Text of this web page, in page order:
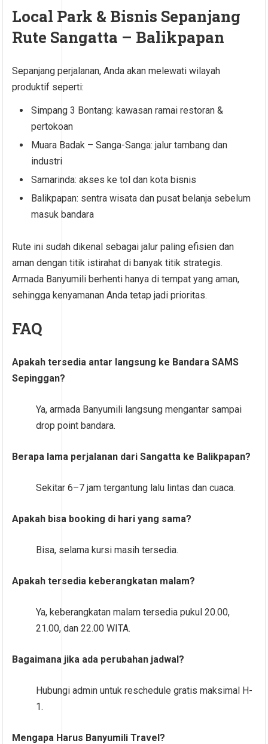
Local Park & Bisnis Sepanjang
Rute Sangatta – Balikpapan
Sepanjang perjalanan, Anda akan melewati wilayah
produktif seperti:
Simpang 3 Bontang: kawasan ramai restoran &
pertokoan
Muara Badak – Sanga-Sanga: jalur tambang dan
industri
Samarinda: akses ke tol dan kota bisnis
Balikpapan: sentra wisata dan pusat belanja sebelum
masuk bandara
Rute ini sudah dikenal sebagai jalur paling efisien dan
aman dengan titik istirahat di banyak titik strategis.
Armada Banyumili berhenti hanya di tempat yang aman,
sehingga kenyamanan Anda tetap jadi prioritas.
FAQ
Apakah tersedia antar langsung ke Bandara SAMS
Sepinggan?
Ya, armada Banyumili langsung mengantar sampai
drop point bandara.
Berapa lama perjalanan dari Sangatta ke Balikpapan?
Sekitar 6–7 jam tergantung lalu lintas dan cuaca.
Apakah bisa booking di hari yang sama?
Bisa, selama kursi masih tersedia.
Apakah tersedia keberangkatan malam?
Ya, keberangkatan malam tersedia pukul 20.00,
21.00, dan 22.00 WITA.
Bagaimana jika ada perubahan jadwal?
Hubungi admin untuk reschedule gratis maksimal H-
1.
Mengapa Harus Banyumili Travel?